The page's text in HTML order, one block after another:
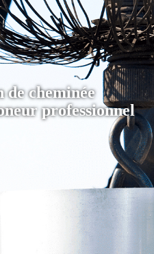
cheminée
professionnel